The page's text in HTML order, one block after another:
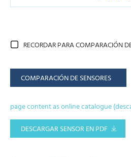
RECORDAR PARA COMPARACIÓN
COMPARACIÓN DE SENSORES
page content as online catalogue
DESCARGAR SENSOR EN PDF